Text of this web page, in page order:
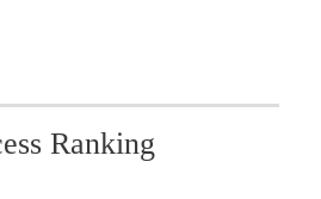
Ranking